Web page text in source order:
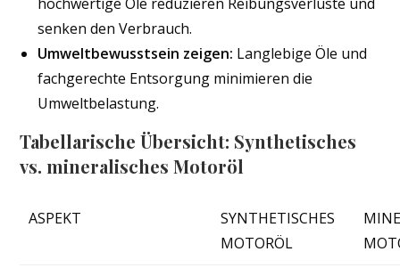
senken den Verbrauch.
Umweltbewusstsein zeigen: Langlebige Öle und
fachgerechte Entsorgung minimieren die
Umweltbelastung.
Tabellarische Übersicht: Synthetisches
vs. mineralisches Motoröl
ASPEKT
SYNTHETISCHES
MOTORÖL